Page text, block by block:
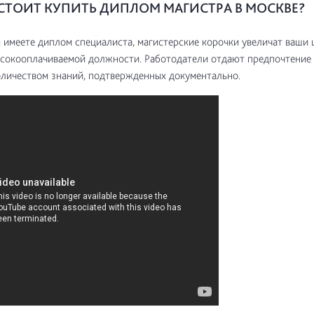
КУПИТЬ ДИПЛОМ МАГИСТРА В МОСКВЕ?
диплом специалиста, магистерские корочки увеличат ваши
должности. Работодатели отдают предпочтение
знаний, подтвержденных документально.